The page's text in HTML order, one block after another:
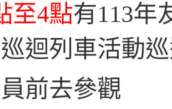
至4點有113年
迴列車活動巡
前去參觀